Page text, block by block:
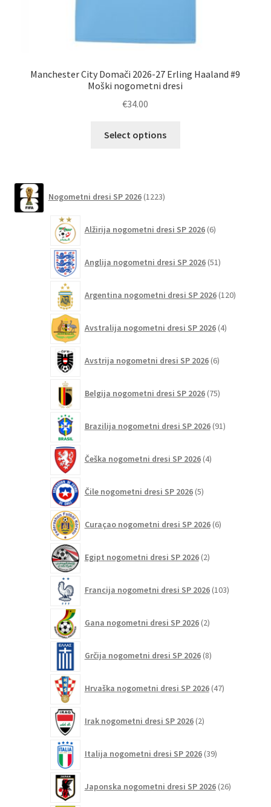
Manchester City Domači 2026-27 Erling Haaland #9
Moški nogometni dresi
€34.00
Select options
izberete
strani
Nogometni dresi SP 2026 1223izdelkov
Alžirija nogometni dresi SP 2026 6izdelkov
Anglija nogometni dresi SP 2026 51izdelkov
Argentina nogometni dresi SP 2026 120izdelkov
Avstralija nogometni dresi SP 2026 4izdelki
Avstrija nogometni dresi SP 2026 6izdelkov
Belgija nogometni dresi SP 2026 75izdelkov
Brazilija nogometni dresi SP 2026 91izdelkov
Češka nogometni dresi SP 2026 4izdelki
Čile nogometni dresi SP 2026 5izdelkov
Curaçao nogometni dresi SP 2026 6izdelkov
Egipt nogometni dresi SP 2026 2izdelka
Francija nogometni dresi SP 2026 103izdelki
Gana nogometni dresi SP 2026 2izdelka
Grčija nogometni dresi SP 2026 8izdelkov
Hrvaška nogometni dresi SP 2026 47izdelkov
Irak nogometni dresi SP 2026 2izdelka
Italija nogometni dresi SP 2026 39izdelkov
Japonska nogometni dresi SP 2026 26izdelkov